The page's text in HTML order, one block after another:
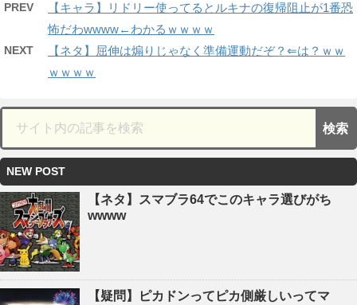
PREV
【キャラ】リドリー使ってるとルキナの復帰阻止が1番恐
怖だわwwww←わかるｗｗｗｗ
NEXT
【ネタ】屈伸は煽りじゃなく準備運動だぞ？⇐は？ｗｗ
ｗｗｗｗ
NEW POST
【ネタ】スマブラ64でこのキャラ選びがち
wwww
【疑問】ピカドンってピカ側厳しいってマ